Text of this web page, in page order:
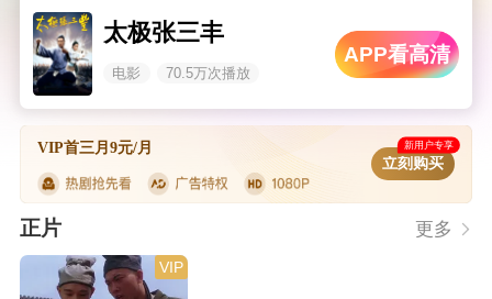
太极张三丰
电影 70.5万次播放
APP看高清
VIP首三月9元/月 新用户专享
立刻购买
正片 更多
VIP